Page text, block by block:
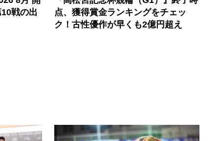
戦の出
点、獲得賞金ランキングをチェッ
ク！古性優作が早くも2億円超え